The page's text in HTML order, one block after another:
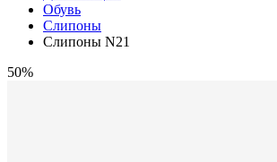
Обувь
Слипоны
Слипоны N21
50%